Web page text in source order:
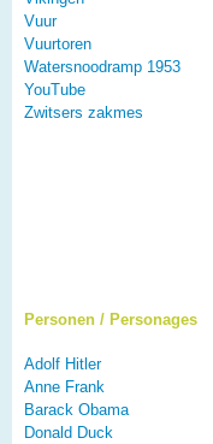
Vuur
Vuurtoren
Watersnoodramp 1953
YouTube
Zwitsers zakmes
Personen / Personages
Adolf Hitler
Anne Frank
Barack Obama
Donald Duck